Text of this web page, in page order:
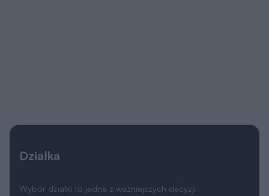
Działka
Wybór działki to jedna z ważniejszych decyzji